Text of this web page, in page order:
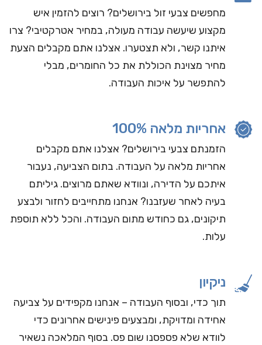
מחפשים צבעי זול בירושלים? רוצים להזמין איש
מקצוע שיעשה עבודה מעולה, במחיר אטרקטיבי? צרו
איתנו קשר, ולא תצטערו. אצלנו אתם מקבלים הצעת
מחיר מצוינת הכוללת את כל החומרים, מבלי
להתפשר על איכות העבודה.
אחריות מלאה 100%
הזמנתם צבעי בירושלים? אצלנו אתם מקבלים
אחריות מלאה על העבודה. בתום הצביעה, נעבור
איתכם על הדירה, ונוודא שאתם מרוצים. גיליתם
בעיה לאחר שעזבנו? אנחנו מתחייבים לחזור ולבצע
תיקונים, גם כחודש מתום העבודה. והכל ללא תוספת
עלות.
ניקיון
תוך כדי, ובסוף העבודה – אנחנו מקפידים על צביעה
אחידה ומדויקת, ומבצעים פינישים אחרונים כדי
לוודא שלא פספסנו שום פס. בסוף המלאכה נשאיר